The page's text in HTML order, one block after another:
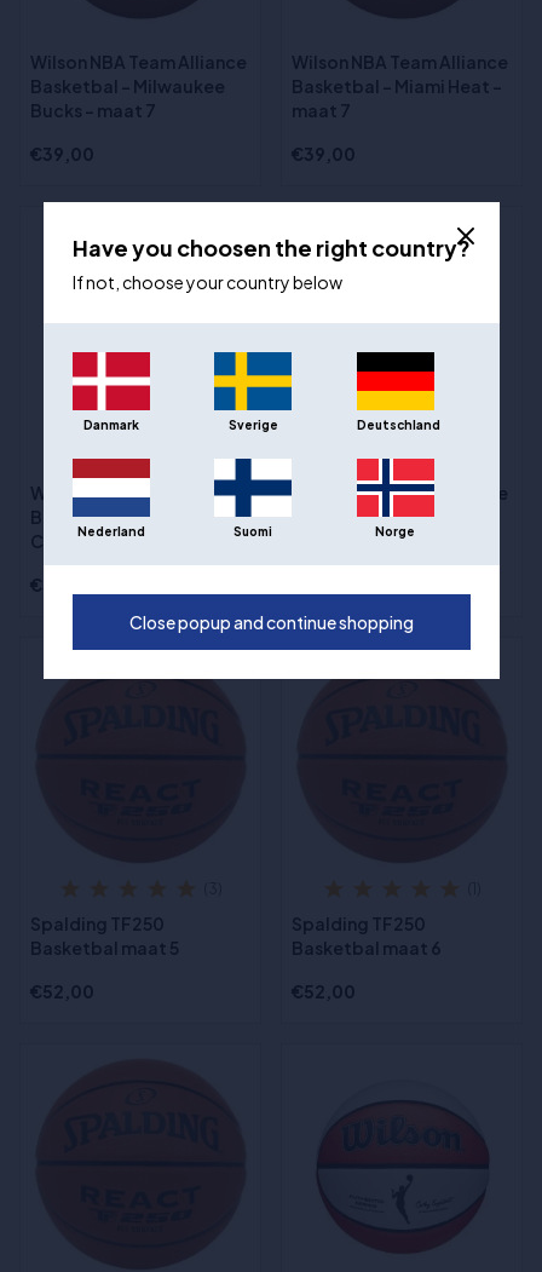
Wilson NBA Team Alliance
Basketbal - Milwaukee
Bucks - maat 7
€39,00
Wilson NBA Team Alliance
Basketbal - Miami Heat -
maat 7
€39,00
(1)
Wilson NBA Team Alliance
Basketbal - Boston
Celtics - maat 7
€39,00
Wilson NBA Team Alliance
Basketbal - Los Angeles
Lakers - maat 7
Spalding TF250
Basketbal maat 5
€52,00
Spalding TF250
Basketbal maat 6
€52,00
Have you choosen the right country?
If not, choose your country below
Danmark Sverige Deutschland
Nederland Suomi Norge
Close popup and continue shopping